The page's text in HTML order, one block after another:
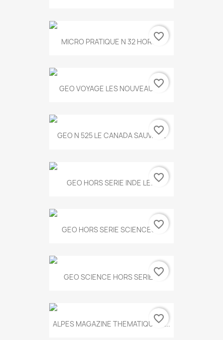
MICRO PRATIQUE N 32 HORS...
favorite_border
GEO VOYAGE LES NOUVEAUX...
favorite_border
GEO N 525 LE CANADA SAUVAGE
favorite_border
GEO HORS SERIE INDE LE...favorite_border
GEO HORS SERIE SCIENCES...
favorite_border
GEO SCIENCE HORS SERIE...favorite_border
ALPES MAGAZINE THEMATIQUE N...
favorite_border